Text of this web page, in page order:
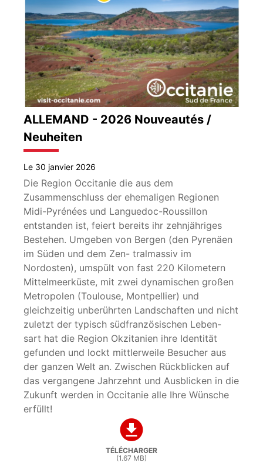
ALLEMAND - 2026 Nouveautés /
Neuheiten
Le 30 janvier 2026
Die Region Occitanie die aus dem
Zusammenschluss der ehemaligen Regionen
Midi-Pyrénées und Languedoc-Roussillon
entstanden ist, feiert bereits ihr zehnjähriges
Bestehen. Umgeben von Bergen (den Pyrenäen
im Süden und dem Zen- tralmassiv im
Nordosten), umspült von fast 220 Kilometern
Mittelmeerküste, mit zwei dynamischen großen
Metropolen (Toulouse, Montpellier) und
gleichzeitig unberührten Landschaften und nicht
zuletzt der typisch südfranzösischen Leben-
sart hat die Region Okzitanien ihre Identität
gefunden und lockt mittlerweile Besucher aus
der ganzen Welt an. Zwischen Rückblicken auf
das vergangene Jahrzehnt und Ausblicken in die
Zukunft werden in Occitanie alle Ihre Wünsche
erfüllt!
TÉLÉCHARGER
(1.67 MB)